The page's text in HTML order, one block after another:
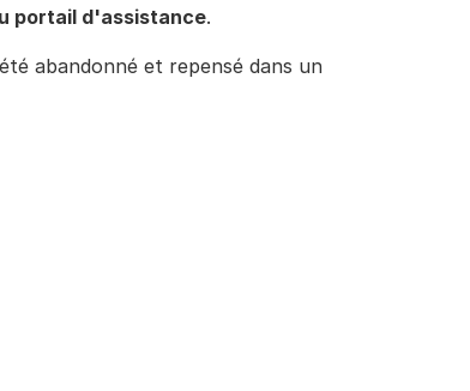
portail d'assistance.
abandonné et repensé dans un